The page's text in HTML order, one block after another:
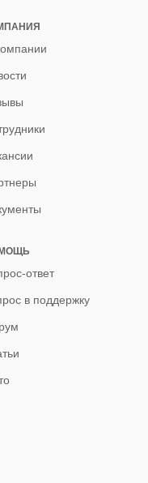
ответ
в поддержку